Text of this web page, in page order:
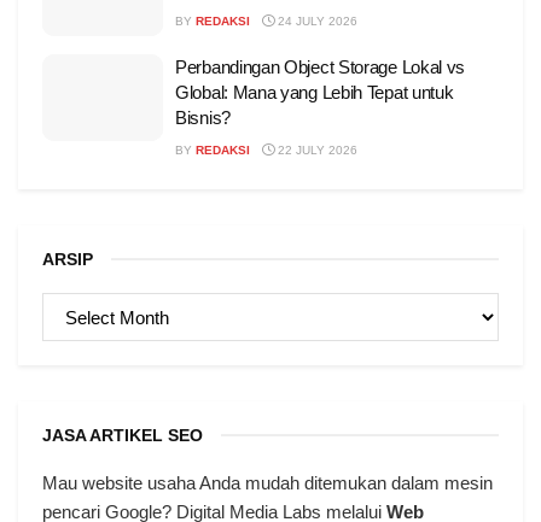
BY REDAKSI 24 JULY 2026
Perbandingan Object Storage Lokal vs
Global: Mana yang Lebih Tepat untuk
Bisnis?
BY REDAKSI 22 JULY 2026
ARSIP
JASA ARTIKEL SEO
Mau website usaha Anda mudah ditemukan dalam mesin
pencari Google? Digital Media Labs melalui Web